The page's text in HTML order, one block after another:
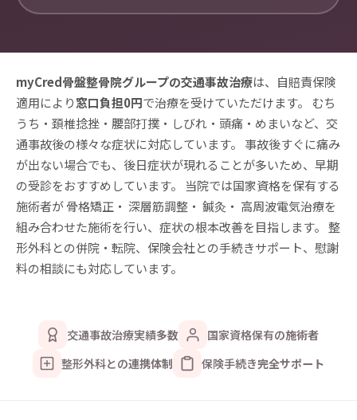
myCred骨盤整骨院グループの交通事故治療は、自賠責保険
適用により窓口負担0円で治療を受けていただけます。 むち
うち・頚椎捻挫・腰部打撲・しびれ・頭痛・めまいなど、交
通事故後の様々な症状に対応しています。 事故後すぐに痛み
が出ない場合でも、後日症状が現れることが多いため、早期
の受診をおすすめしています。 当院では国家資格を保有する
施術者が骨格矯正 ・ 深層筋調整 ・ 鍼灸 ・ 高周波電気治療を
組み合わせた施術を行い、症状の根本改善を目指します。 整
形外科との併院・転院、保険会社との手続きサポート、慰謝
料の相談にも対応しています。
交通事故治療実績多数 国家資格保有の施術者
整形外科との連携体制 保険手続き完全サポート